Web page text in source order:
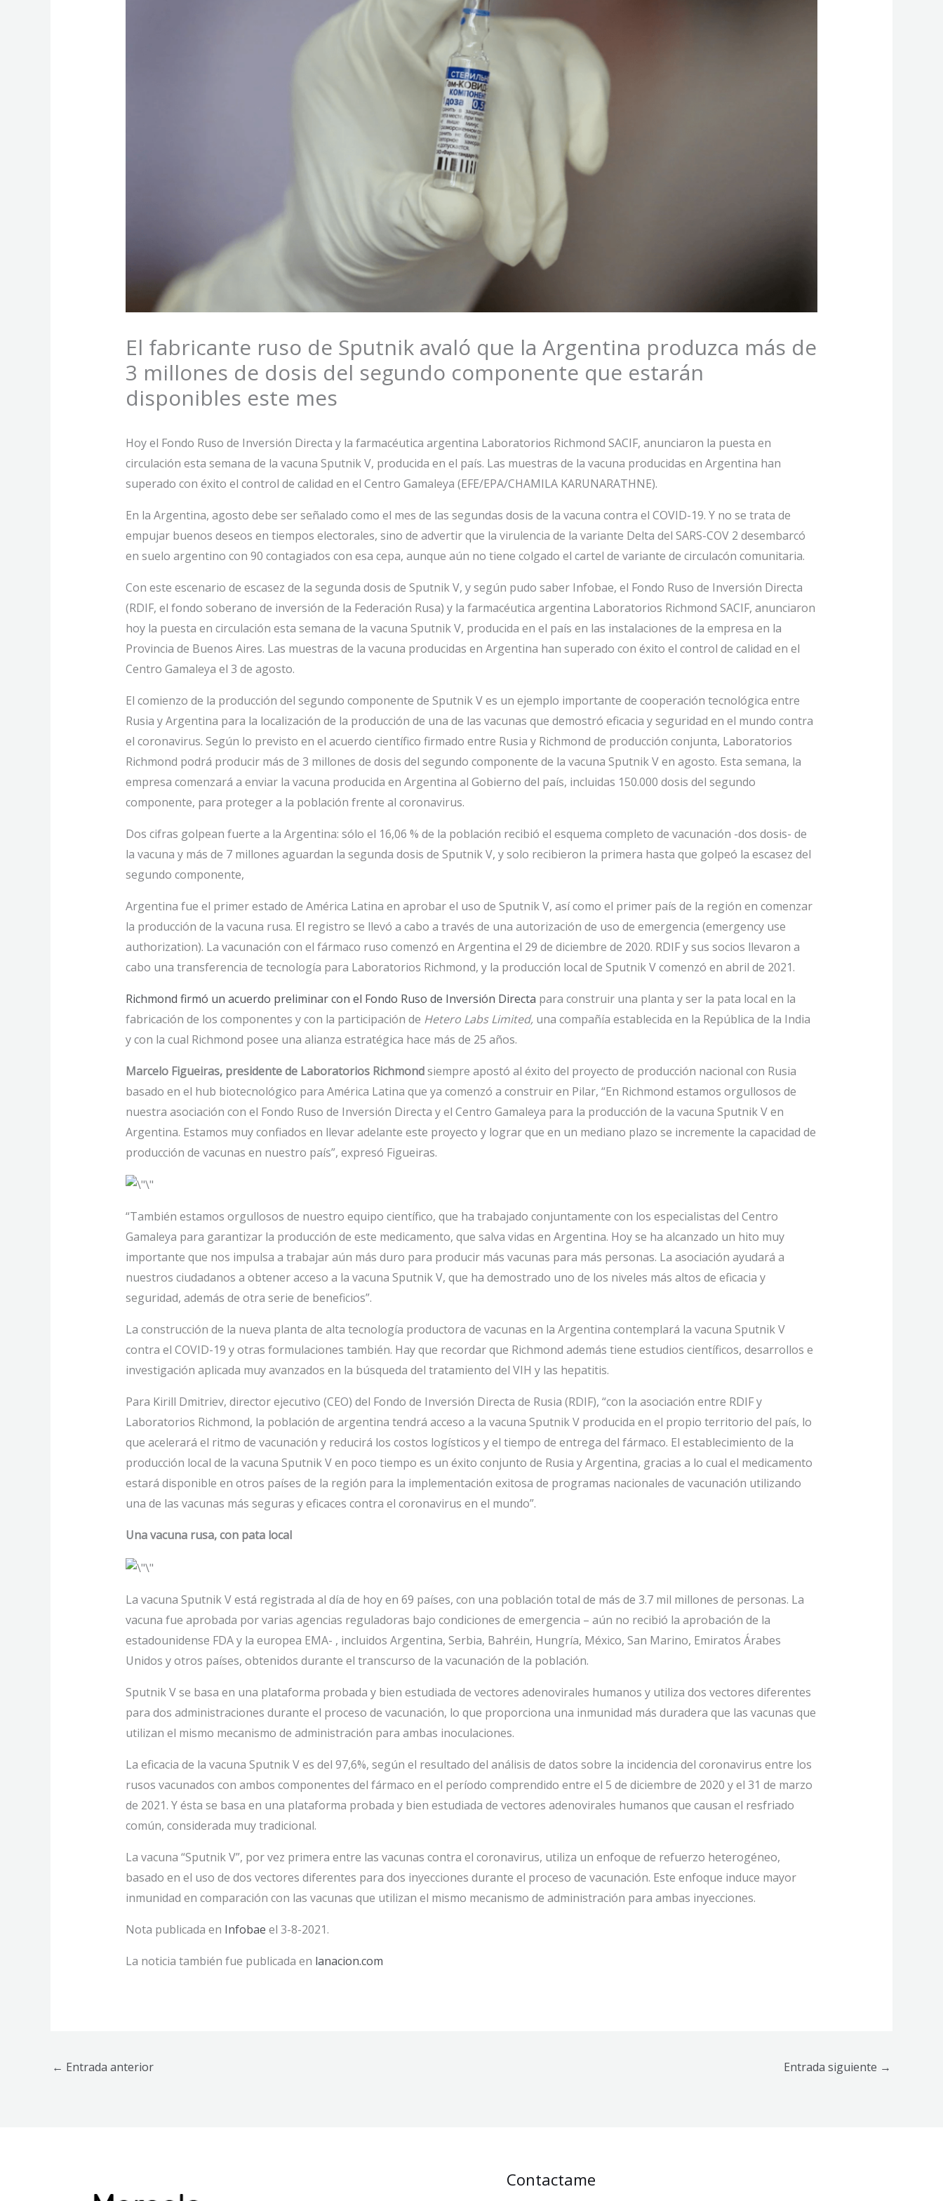
El fabricante ruso de Sputnik avaló que la Argentina produzca más de
3 millones de dosis del segundo componente que estarán
disponibles este mes
Hoy el Fondo Ruso de Inversión Directa y la farmacéutica argentina Laboratorios Richmond SACIF, anunciaron la puesta en
circulación esta semana de la vacuna Sputnik V, producida en el país. Las muestras de la vacuna producidas en Argentina han
superado con éxito el control de calidad en el Centro Gamaleya (EFE/EPA/CHAMILA KARUNARATHNE).
En la Argentina, agosto debe ser señalado como el mes de las segundas dosis de la vacuna contra el COVID-19. Y no se trata de
empujar buenos deseos en tiempos electorales, sino de advertir que la virulencia de la variante Delta del SARS-COV 2 desembarcó
en suelo argentino con 90 contagiados con esa cepa, aunque aún no tiene colgado el cartel de variante de circulacón comunitaria.
Con este escenario de escasez de la segunda dosis de Sputnik V, y según pudo saber Infobae, el Fondo Ruso de Inversión Directa
(RDIF, el fondo soberano de inversión de la Federación Rusa) y la farmacéutica argentina Laboratorios Richmond SACIF, anunciaron
hoy la puesta en circulación esta semana de la vacuna Sputnik V, producida en el país en las instalaciones de la empresa en la
Provincia de Buenos Aires. Las muestras de la vacuna producidas en Argentina han superado con éxito el control de calidad en el
Centro Gamaleya el 3 de agosto.
El comienzo de la producción del segundo componente de Sputnik V es un ejemplo importante de cooperación tecnológica entre
Rusia y Argentina para la localización de la producción de una de las vacunas que demostró eficacia y seguridad en el mundo contra
el coronavirus. Según lo previsto en el acuerdo científico firmado entre Rusia y Richmond de producción conjunta, Laboratorios
Richmond podrá producir más de 3 millones de dosis del segundo componente de la vacuna Sputnik V en agosto. Esta semana, la
empresa comenzará a enviar la vacuna producida en Argentina al Gobierno del país, incluidas 150.000 dosis del segundo
componente, para proteger a la población frente al coronavirus.
Dos cifras golpean fuerte a la Argentina: sólo el 16,06 % de la población recibió el esquema completo de vacunación -dos dosis- de
la vacuna y más de 7 millones aguardan la segunda dosis de Sputnik V, y solo recibieron la primera hasta que golpeó la escasez del
segundo componente,
Argentina fue el primer estado de América Latina en aprobar el uso de Sputnik V, así como el primer país de la región en comenzar
la producción de la vacuna rusa. El registro se llevó a cabo a través de una autorización de uso de emergencia (emergency use
authorization). La vacunación con el fármaco ruso comenzó en Argentina el 29 de diciembre de 2020. RDIF y sus socios llevaron a
cabo una transferencia de tecnología para Laboratorios Richmond, y la producción local de Sputnik V comenzó en abril de 2021.
Richmond firmó un acuerdo preliminar con el Fondo Ruso de Inversión Directa para construir una planta y ser la pata local en la
fabricación de los componentes y con la participación de Hetero Labs Limited,una compañía establecida en la República de la India
y con la cual Richmond posee una alianza estratégica hace más de 25 años.
Marcelo Figueiras, presidente de Laboratorios Richmondsiempre apostó al éxito del proyecto de producción nacional con Rusia
basado en el hub biotecnológico para América Latina que ya comenzó a construir en Pilar, “En Richmond estamos orgullosos de
nuestra asociación con el Fondo Ruso de Inversión Directa y el Centro Gamaleya para la producción de la vacuna Sputnik V en
Argentina. Estamos muy confiados en llevar adelante este proyecto y lograr que en un mediano plazo se incremente la capacidad de
producción de vacunas en nuestro país”, expresó Figueiras.
“También estamos orgullosos de nuestro equipo científico, que ha trabajado conjuntamente con los especialistas del Centro
Gamaleya para garantizar la producción de este medicamento, que salva vidas en Argentina. Hoy se ha alcanzado un hito muy
importante que nos impulsa a trabajar aún más duro para producir más vacunas para más personas. La asociación ayudará a
nuestros ciudadanos a obtener acceso a la vacuna Sputnik V, que ha demostrado uno de los niveles más altos de eficacia y
seguridad, además de otra serie de beneficios”.
La construcción de la nueva planta de alta tecnología productora de vacunas en la Argentina contemplará la vacuna Sputnik V
contra el COVID-19 y otras formulaciones también. Hay que recordar que Richmond además tiene estudios científicos, desarrollos e
investigación aplicada muy avanzados en la búsqueda del tratamiento del VIH y las hepatitis.
Para Kirill Dmitriev, director ejecutivo (CEO) del Fondo de Inversión Directa de Rusia (RDIF), “con la asociación entre RDIF y
Laboratorios Richmond, la población de argentina tendrá acceso a la vacuna Sputnik V producida en el propio territorio del país, lo
que acelerará el ritmo de vacunación y reducirá los costos logísticos y el tiempo de entrega del fármaco. El establecimiento de la
producción local de la vacuna Sputnik V en poco tiempo es un éxito conjunto de Rusia y Argentina, gracias a lo cual el medicamento
estará disponible en otros países de la región para la implementación exitosa de programas nacionales de vacunación utilizando
una de las vacunas más seguras y eficaces contra el coronavirus en el mundo”.
Una vacuna rusa, con pata local
La vacuna Sputnik V está registrada al día de hoy en 69 países, con una población total de más de 3.7 mil millones de personas. La
vacuna fue aprobada por varias agencias reguladoras bajo condiciones de emergencia – aún no recibió la aprobación de la
estadounidense FDA y la europea EMA- , incluidos Argentina, Serbia, Bahréin, Hungría, México, San Marino, Emiratos Árabes
Unidos y otros países, obtenidos durante el transcurso de la vacunación de la población.
Sputnik V se basa en una plataforma probada y bien estudiada de vectores adenovirales humanos y utiliza dos vectores diferentes
para dos administraciones durante el proceso de vacunación, lo que proporciona una inmunidad más duradera que las vacunas que
utilizan el mismo mecanismo de administración para ambas inoculaciones.
La eficacia de la vacuna Sputnik V es del 97,6%, según el resultado del análisis de datos sobre la incidencia del coronavirus entre los
rusos vacunados con ambos componentes del fármaco en el período comprendido entre el 5 de diciembre de 2020 y el 31 de marzo
de 2021. Y ésta se basa en una plataforma probada y bien estudiada de vectores adenovirales humanos que causan el resfriado
común, considerada muy tradicional.
La vacuna “Sputnik V”, por vez primera entre las vacunas contra el coronavirus, utiliza un enfoque de refuerzo heterogéneo,
basado en el uso de dos vectores diferentes para dos inyecciones durante el proceso de vacunación. Este enfoque induce mayor
inmunidad en comparación con las vacunas que utilizan el mismo mecanismo de administración para ambas inyecciones.
Nota publicada en Infobae el 3-8-2021.
La noticia también fue publicada en lanacion.com
← Entrada anterior Entrada siguiente →
Contactame